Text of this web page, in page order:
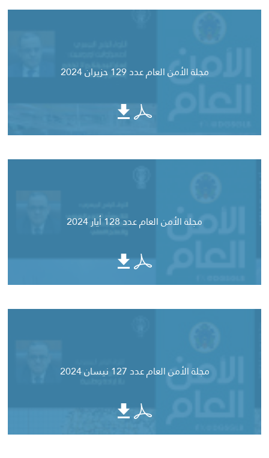
مجلة الأمن العام عدد 129 حزيران 2024
مجلة الأمن العام عدد 128 أيار 2024
مجلة الأمن العام عدد 127 نيسان 2024